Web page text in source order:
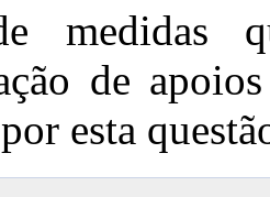
medidas
de
esta